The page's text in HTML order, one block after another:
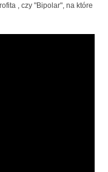
, czy "Bipolar", na które